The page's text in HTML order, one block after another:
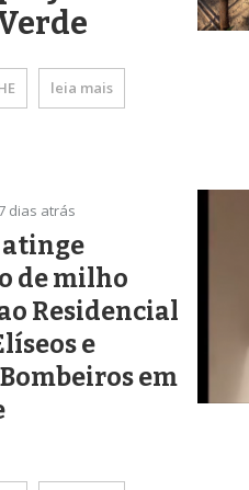
leia mais
dias atrás
de milho
Residencial
e
em